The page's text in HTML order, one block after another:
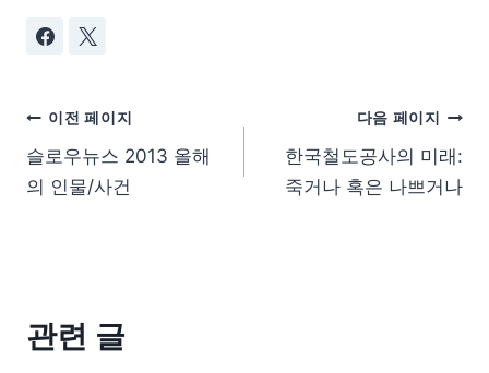
이전 페이지
슬로우뉴스 2013 올해
의 인물/사건
다음 페이지
한국철도공사의 미래:
죽거나 혹은 나쁘거나
관련 글